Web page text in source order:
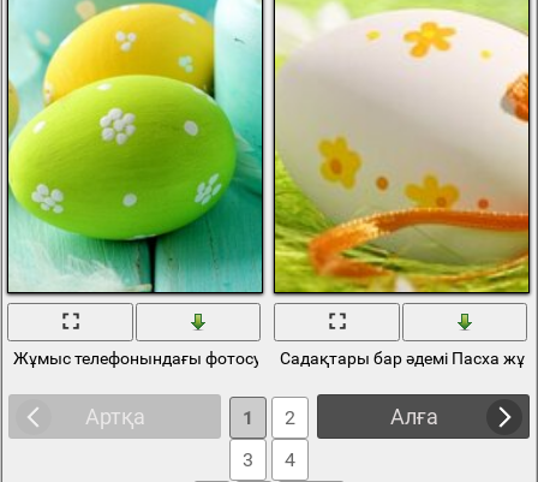
Жұмыс телефонындағы фотосурет. Пасха жұмыртқалары
Садақтары бар әдемі Пасха
Артқа Алға
1
2
3
4